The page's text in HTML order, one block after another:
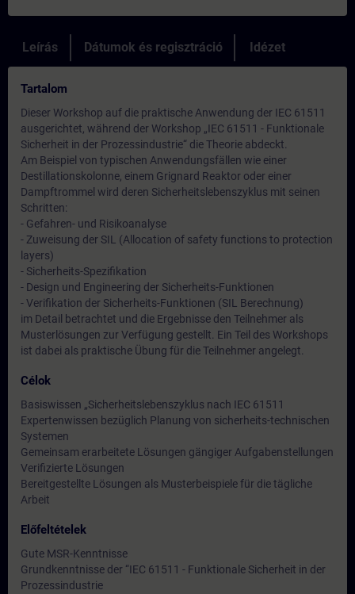
Leírás Dátumok és regisztráció Idézet
Tartalom
Dieser Workshop auf die praktische Anwendung der IEC 61511
ausgerichtet, während der Workshop „IEC 61511 - Funktionale
Sicherheit in der Prozessindustrie“ die Theorie abdeckt.
Am Beispiel von typischen Anwendungsfällen wie einer
Destillationskolonne, einem Grignard Reaktor oder einer
Dampftrommel wird deren Sicherheitslebenszyklus mit seinen
Schritten:
- Gefahren- und Risikoanalyse
- Zuweisung der SIL (Allocation of safety functions to protection
layers)
- Sicherheits-Spezifikation
- Design und Engineering der Sicherheits-Funktionen
- Verifikation der Sicherheits-Funktionen (SIL Berechnung)
im Detail betrachtet und die Ergebnisse den Teilnehmer als
Musterlösungen zur Verfügung gestellt. Ein Teil des Workshops
ist dabei als praktische Übung für die Teilnehmer angelegt.
Célok
Basiswissen „Sicherheitslebenszyklus nach IEC 61511
Expertenwissen bezüglich Planung von sicherheits-technischen
Systemen
Gemeinsam erarbeitete Lösungen gängiger Aufgabenstellungen
Verifizierte Lösungen
Bereitgestellte Lösungen als Musterbeispiele für die tägliche
Arbeit
Előfeltételek
Gute MSR-Kenntnisse
Grundkenntnisse der “IEC 61511 - Funktionale Sicherheit in der
Prozessindustrie